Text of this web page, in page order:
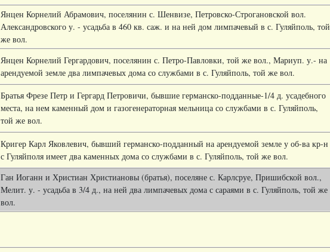
Янцен Корнелий Абрамович, поселянин с. Шенвизе, Петровско-Строгановской вол.
Александровского у. - усадьба в 460 кв. саж. и на ней дом лимпачевый в с. Гуляйполь, той
же вол.
Янцен Корнелий Гергардович, поселянин с. Петро-Павловки, той же вол., Мариуп. у.- на
арендуемой земле два лимпачевых дома со службами в с. Гуляйполь, той же вол.
Братья Фрезе Петр и Гергард Петровичи, бывшие германско-подданные-1/4 д. усадебного
места, на нем каменный дом и газогенераторная мельница со службами в с. Гуляйполь,
той же вол.
Кригер Карл Яковлевич, бывший германско-подданный на арендуемой земле у об-ва кр-н
с Гуляйполя имеет два каменных дома со службами в с. Гуляйполь, той же вол.
Ган Иоганн и Христиан Христиановы (братья), поселяне с. Карлсруе, Пришибской вол.,
Мелит. у. - усадьба в 3/4 д., на ней два лимпачевых дома с сараями в с. Гуляйполь, той же
вол.